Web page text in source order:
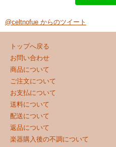
@celtnofue からのツイート
トップへ戻る
お問い合わせ
商品について
ご注文について
お支払について
送料について
配送について
返品について
楽器購入後の不調について